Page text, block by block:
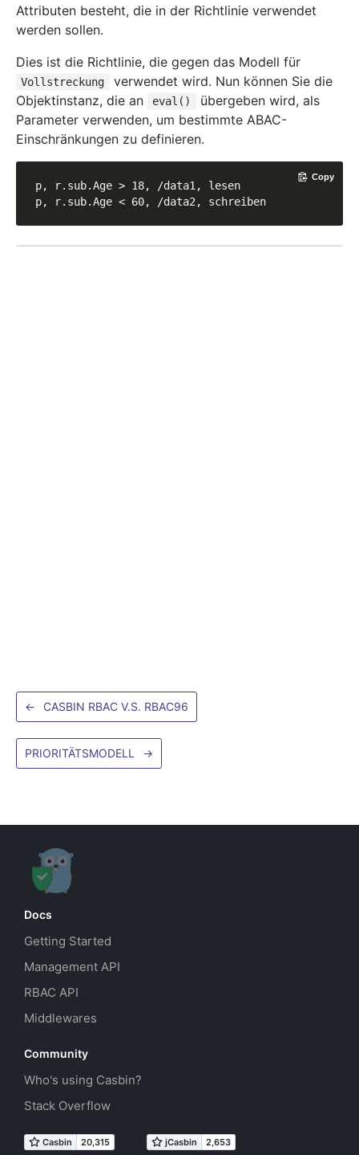
Attributen besteht, die in der Richtlinie verwendet
werden sollen.
Dies ist die Richtlinie, die gegen das Modell für
Vollstreckung
verwendet wird. Nun können Sie die
Objektinstanz, die an
eval()
übergeben wird, als
Parameter verwenden, um bestimmte ABAC-
Einschränkungen zu definieren.
p, r.sub.Age > 18, /data1, lesen
p, r.sub.Age < 60, /data2, schreiben
Copy
← CASBIN RBAC V.S. RBAC96
PRIORITÄTSMODELL →
Docs
Getting Started
Management API
RBAC API
Middlewares
Community
Who's using Casbin?
Stack Overflow